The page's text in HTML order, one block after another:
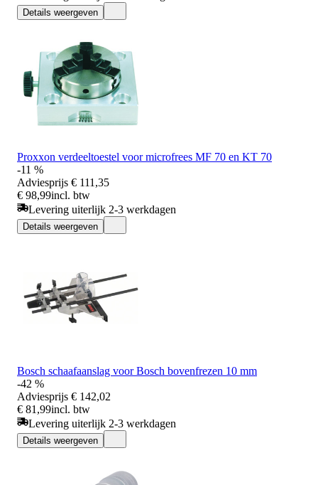
Details weergeven
Proxxon verdeeltoestel voor microfrees MF 70 en KT 70
-11 %
Adviesprijs € 111,35
€ 98,99incl. btw
Levering uiterlijk 2-3 werkdagen
Details weergeven
Bosch schaafaanslag voor Bosch bovenfrezen 10 mm
-42 %
Adviesprijs € 142,02
€ 81,99incl. btw
Levering uiterlijk 2-3 werkdagen
Details weergeven